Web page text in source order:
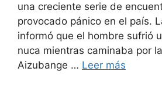
una creciente serie de
provocado pánico en el país.
informó que el hombre sufrió
nuca mientras caminaba por
Aizubange … Leer más